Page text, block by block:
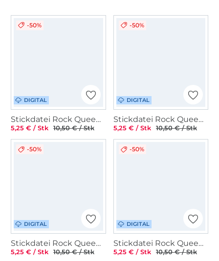
DIGITAL
-50%
Stickdatei Rock Queen Mini Motiv Sammlung
5,25 € / Stk 10,50 € / Stk
DIGITAL
-50%
Stickdatei Rock Queen Wimpel, Wimpelketten
5,25 € / Stk 10,50 € / Stk
DIGITAL
-50%
Stickdatei Rock Queen Lederhosen
5,25 € / Stk 10,50 € / Stk
DIGITAL
-50%
Stickdatei Rock Queen ABC Max
5,25 € / Stk 10,50 € / Stk